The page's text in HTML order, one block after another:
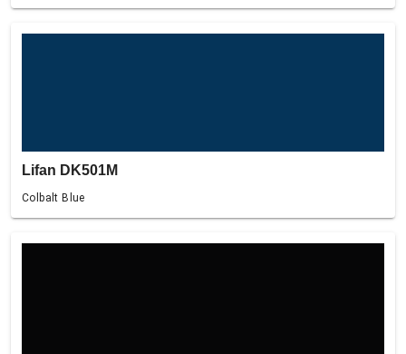
Lifan DK501M
Colbalt Blue